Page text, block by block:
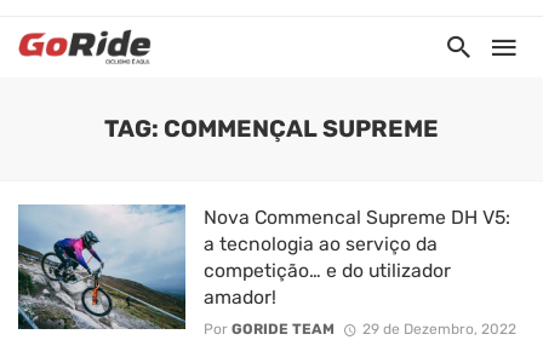
TAG: COMMENÇAL SUPREME
Nova Commencal Supreme DH V5:
a tecnologia ao serviço da
competição… e do utilizador
amador!
Por GORIDE TEAM 29 de Dezembro, 2022